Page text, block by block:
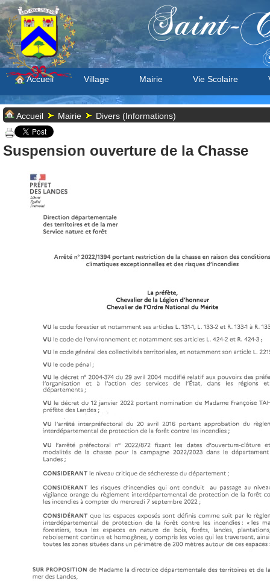
Saint-
Accueil Village Mairie Vie Scolaire
Accueil Mairie Divers (Informations)
Suspension ouverture de la Chasse